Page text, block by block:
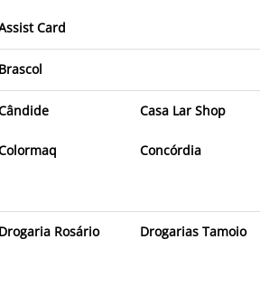
Card
Brascol
Casa Lar Shop
Concórdia
Drogaria Rosário Drogarias Tamoio